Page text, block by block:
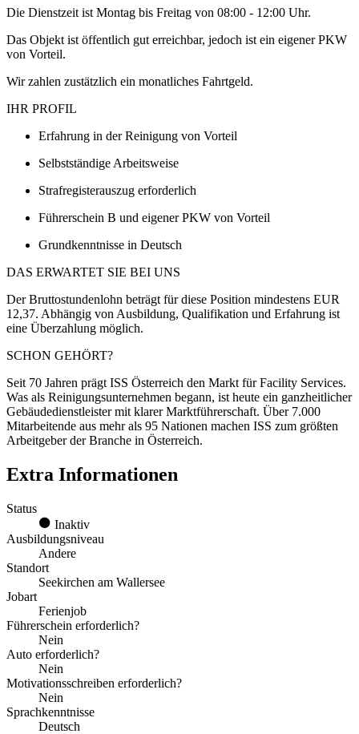
Die Dienstzeit ist Montag bis Freitag von 08:00 - 12:00 Uhr.
Das Objekt ist öffentlich gut erreichbar, jedoch ist ein eigener PKW
von Vorteil.
Wir zahlen zustätzlich ein monatliches Fahrtgeld.
IHR PROFIL
Erfahrung in der Reinigung von Vorteil
Selbstständige Arbeitsweise
Strafregisterauszug erforderlich
Führerschein B und eigener PKW von Vorteil
Grundkenntnisse in Deutsch
DAS ERWARTET SIE BEI UNS
Der Bruttostundenlohn beträgt für diese Position mindestens EUR
12,37. Abhängig von Ausbildung, Qualifikation und Erfahrung ist
eine Überzahlung möglich.
SCHON GEHÖRT?
Seit 70 Jahren prägt ISS Österreich den Markt für Facility Services.
Was als Reinigungsunternehmen begann, ist heute ein ganzheitlicher
Gebäudedienstleister mit klarer Marktführerschaft. Über 7.000
Mitarbeitende aus mehr als 95 Nationen machen ISS zum größten
Arbeitgeber der Branche in Österreich.
Extra Informationen
Status
Inaktiv
Ausbildungsniveau
Andere
Standort
Seekirchen am Wallersee
Jobart
Ferienjob
Führerschein erforderlich?
Nein
Auto erforderlich?
Nein
Motivationsschreiben erforderlich?
Nein
Sprachkenntnisse
Deutsch